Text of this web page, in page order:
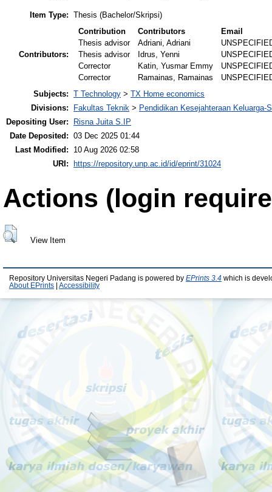
Item Type: Thesis (Bachelor/Skripsi)
Contributors:
Contribution Contributors
Email
Thesis advisor
Adriani, Adriani
Thesis advisor
Idrus, Yenni
Corrector
Katin, Yusmar Emmy
Corrector
Ramainas, Ramainas
Subjects: T Technology > TX Home economics
Divisions:
Fakultas Teknik > Pendidikan Kesejahteraan Keluarga-
Depositing User:
Risna Juita S.IP
Date Deposited: 03 Dec 2025 01:44
Last Modified:
10 Aug 2026 02:58
URI:
https://repository.unp.ac.id/id/eprint/31024
Actions (login
View Item
Repository Universitas Negeri Padang is powered by EPrints 3.4 which is
About EPrints
Accessibility